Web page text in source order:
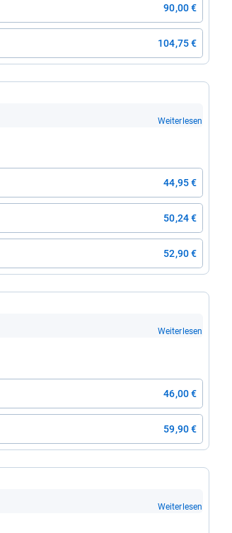
90,00 €
104,75 €
Weiterlesen
44,95 €
50,24 €
52,90 €
Weiterlesen
46,00 €
59,90 €
Weiterlesen